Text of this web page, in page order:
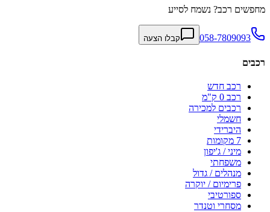
מחפשים רכב? נשמח לסייע
058-7809093 קבלו הצעה
רכבים
רכב חדש
רכב 0 ק"מ
רכבים למכירה
חשמלי
היברידי
7 מקומות
מיני / ג'יפון
משפחתי
מנהלים / גדול
פרימיום / יוקרה
ספורטיבי
מסחרי וטנדר